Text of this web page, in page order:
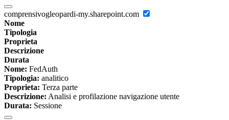
comprensivogleopardi-my.sharepoint.com
Nome
Tipologia
Proprieta
Descrizione
Durata
Nome: FedAuth
Tipologia: analitico
Proprieta: Terza parte
Descrizione: Analisi e profilazione navigazione utente
Durata: Sessione